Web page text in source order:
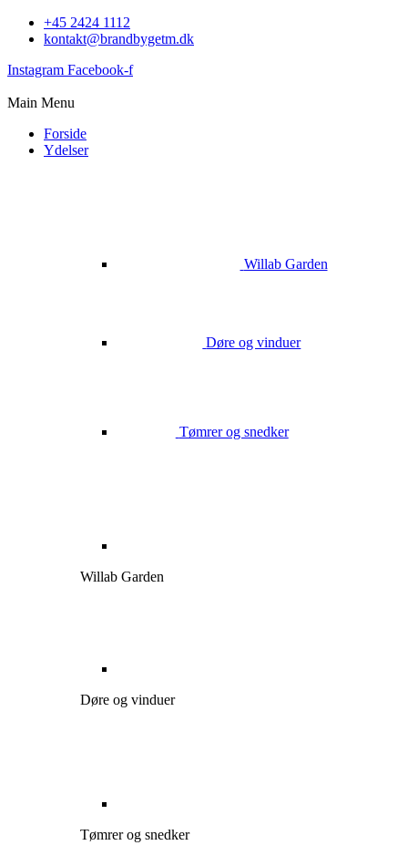
+45 2424 1112
kontakt@brandbygetm.dk
Instagram Facebook-f
Main Menu
Forside
Ydelser
Willab Garden
Døre og vinduer
Tømrer og snedker
Willab Garden
Døre og vinduer
Tømrer og snedker